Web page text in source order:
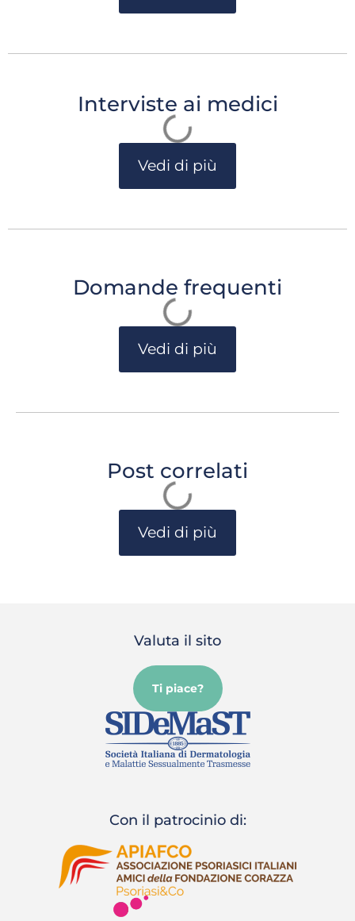
Interviste ai medici
Vedi di più
Domande frequenti
Vedi di più
Post correlati
Vedi di più
Valuta il sito
Ti piace?
Con il patrocinio di: